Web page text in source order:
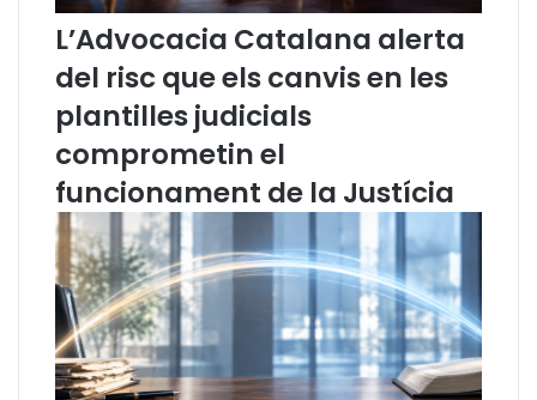
s
e
t
è
c
a
d
e
l
T
C
s
o
l
u
y
a
L’Advocacia Catalana alerta
del risc que els canvis en les
plantilles judicials
comprometin el
funcionament de la Justícia